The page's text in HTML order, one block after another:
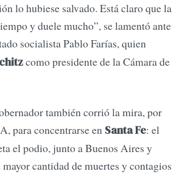
lo hubiese salvado. Está claro que la
y duele mucho”, se lamentó ante
socialista Pablo Farías, quien
como presidente de la Cámara de
también corrió la mira, por
para concentrarse en Santa Fe: el
el podio, junto a Buenos Aires y
cantidad de muertes y contagios